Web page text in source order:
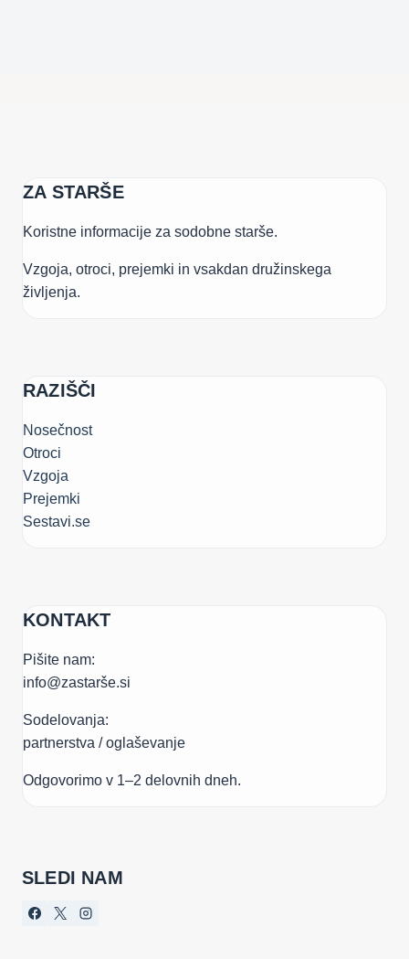
ZA STARŠE
Koristne informacije za sodobne starše.
Vzgoja, otroci, prejemki in vsakdan družinskega
življenja.
RAZIŠČI
Nosečnost
Otroci
Vzgoja
Prejemki
Sestavi.se
KONTAKT
Pišite nam:
info@zastarše.si
Sodelovanja:
partnerstva / oglaševanje
Odgovorimo v 1–2 delovnih dneh.
SLEDI NAM